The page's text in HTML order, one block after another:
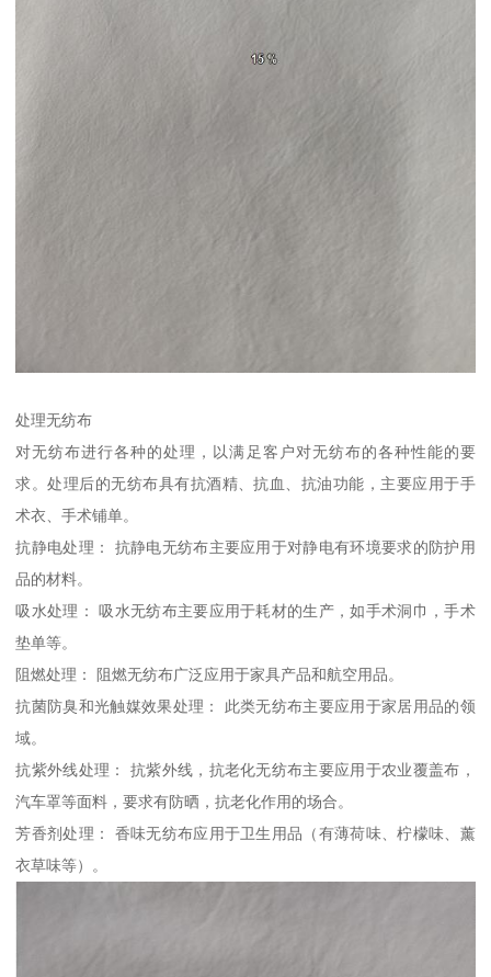
处理无纺布
对无纺布进行各种的处理，以满足客户对无纺布的各种性能的要
求。处理后的无纺布具有抗酒精、抗血、抗油功能，主要应用于手
术衣、手术铺单。
抗静电处理： 抗静电无纺布主要应用于对静电有环境要求的防护用
品的材料。
吸水处理： 吸水无纺布主要应用于耗材的生产，如手术洞巾，手术
垫单等。
阻燃处理： 阻燃无纺布广泛应用于家具产品和航空用品。
抗菌防臭和光触媒效果处理： 此类无纺布主要应用于家居用品的领
域。
抗紫外线处理： 抗紫外线，抗老化无纺布主要应用于农业覆盖布，
汽车罩等面料，要求有防晒，抗老化作用的场合。
芳香剂处理： 香味无纺布应用于卫生用品（有薄荷味、柠檬味、薰
衣草味等）。